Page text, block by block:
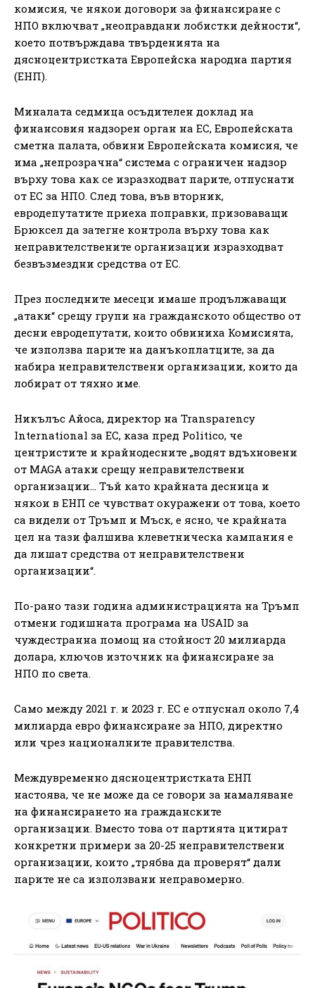
комисия, че някои договори за финансиране с
НПО включват „неоправдани лобистки дейности“,
което потвърждава твърденията на
дясноцентристката Европейска народна партия
(ЕНП).
Миналата седмица осъдителен доклад на
финансовия надзорен орган на ЕС, Европейската
сметна палата, обвини Европейската комисия, че
има „непрозрачна“ система с ограничен надзор
върху това как се изразходват парите, отпуснати
от ЕС за НПО. След това, във вторник,
евродепутатите приеха поправки, призоваващи
Брюксел да затегне контрола върху това как
неправителствените организации изразходват
безвъзмездни средства от ЕС.
През последните месеци имаше продължаващи
„атаки“ срещу групи на гражданското общество от
десни евродепутати, които обвиниха Комисията,
че използва парите на данъкоплатците, за да
набира неправителствени организации, които да
лобират от тяхно име.
Никълъс Айоса, директор на Transparency
International за ЕС, каза пред Politico, че
центристите и крайнодесните „водят вдъхновени
от MAGA атаки срещу неправителствени
организации… Тъй като крайната десница и
някои в ЕНП се чувстват окуражени от това, което
са видели от Тръмп и Мъск, е ясно, че крайната
цел на тази фалшива клеветническа кампания е
да лишат средства от неправителствени
организации“.
По-рано тази година администрацията на Тръмп
отмени годишната програма на USAID за
чуждестранна помощ на стойност 20 милиарда
долара, ключов източник на финансиране за
НПО по света.
Само между 2021 г. и 2023 г. ЕС е отпуснал около 7,4
милиарда евро финансиране за НПО, директно
или чрез националните правителства.
Междувременно дясноцентристката ЕНП
настоява, че не може да се говори за намаляване
на финансирането на гражданските
организации. Вместо това от партията цитират
конкретни примери за 20-25 неправителствени
организации, които „трябва да проверят“ дали
парите не са използвани неправомерно.